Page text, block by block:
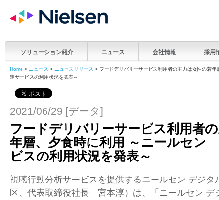
ソリューション紹介 ニュース 会社情報 採用
Home > ニュース > ニュースリリース > フードデリバリーサービス利用者の主力は女性の若
連サービスの利用状況を発表～
2021/06/29 [データ]
フードデリバリーサービス利用者
年層、夕食時に利用 ～ニールセン
ビスの利用状況を発表～
視聴行動分析サービスを提供するニールセン デジタ
区、代表取締役社長 宮本淳）は、「ニールセン デ